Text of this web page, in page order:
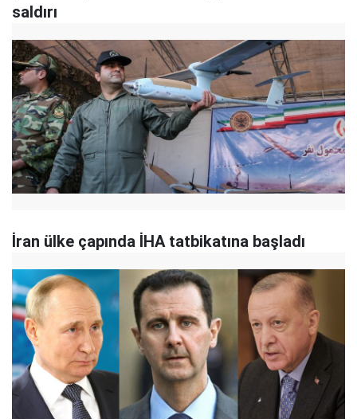
saldırı
İran ülke çapında İHA tatbikatına başladı